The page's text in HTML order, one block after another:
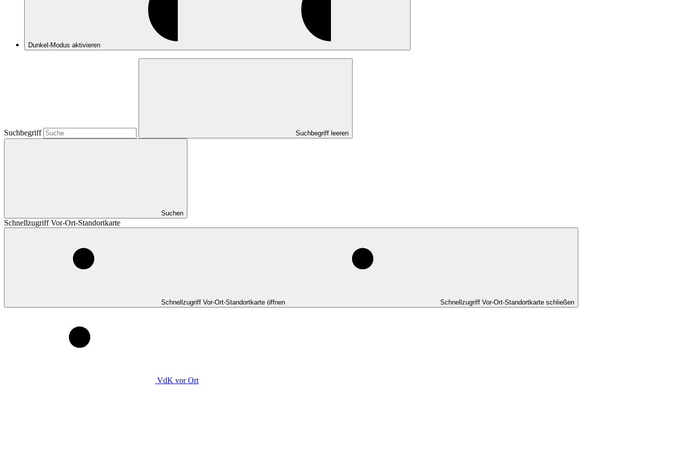
Dunkel-Modus aktivieren
Suchbegriff Suchbegriff leeren
Suchen
Schnellzugriff Vor-Ort-Standortkarte
Schnellzugriff Vor-Ort-Standortkarte öffnen Schnellzugriff Vor-Ort-Standortkarte schließen
VdK vor Ort